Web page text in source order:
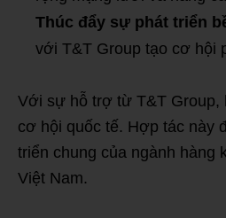
Thúc đẩy sự phát triển
với T&T Group tạo cơ hội
Với sự hỗ trợ từ T&T Group,
cơ hội quốc tế. Hợp tác này
triển chung của ngành hàng
Việt Nam.